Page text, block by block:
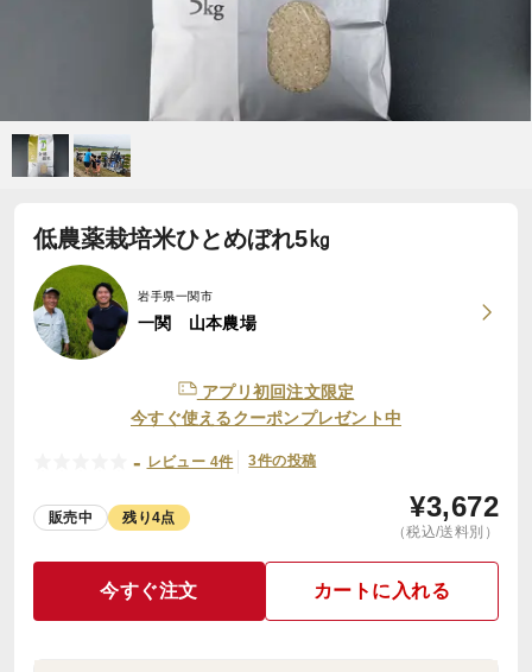
低農薬栽培米ひとめぼれ5㎏
岩手県一関市
一関 山本農場
アプリ初回注文限定
今すぐ使えるクーポンプレゼント中
- レビュー 4件 3件の投稿
販売中 残り4点 ¥3,672
（税込/送料別）
今すぐ注文 カートに入れる